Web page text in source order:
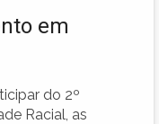
em
do 2º
Racial, as